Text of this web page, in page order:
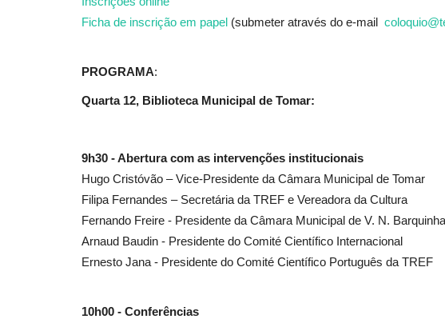
Ficha de inscrição em papel (submeter através do e-mail
PROGRAMA:
Quarta 12, Biblioteca Municipal de Tomar:
9h30 - Abertura com as intervenções institucionais
Hugo Cristóvão – Vice-Presidente da Câmara Municipal de Tomar
Filipa Fernandes – Secretária da TREF e Vereadora da Cultura
Fernando Freire - Presidente da Câmara Municipal de V. N. Barquinha
Arnaud Baudin - Presidente do Comité Científico Internacional
Ernesto Jana - Presidente do Comité Científico Português da TREF
10h00 - Conferências
encontrar e saciar a curiosidade,...